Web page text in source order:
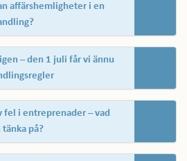
affärshemligheter i en
– den 1 juli får vi ännu
fel i entreprenader – vad
på?